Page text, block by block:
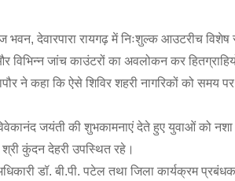
देवारपारा रायगढ़ में निःशुल्क आउटरीच विशेष
विभिन्न जांच काउंटरों का अवलोकन कर
ने कहा कि ऐसे शिविर शहरी नागरिकों को समय
जयंती की शुभकामनाएं देते हुए युवाओं को
कुंदन देहरी उपस्थित रहे।
डॉ. बी.पी. पटेल तथा जिला कार्यक्रम